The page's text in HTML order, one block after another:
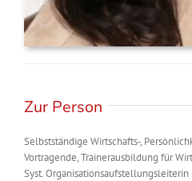
Zur Person
Selbstständige Wirtschafts-,
Vortragende, Trainerausbildung für
Syst. Organisationsaufstellungsleiterin